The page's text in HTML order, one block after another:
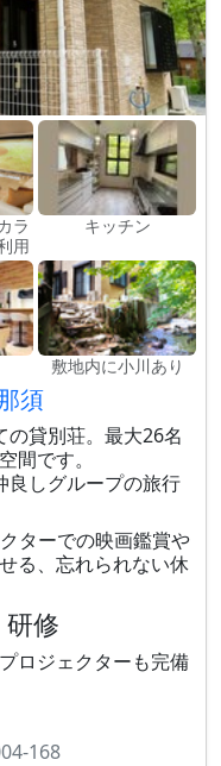
ラ
用
キッチン
敷地内に小川あり
須
貸別荘。最大26名
間です。
良しグループの旅行
ターでの映画鑑賞や
る、忘れられない休
修
ロジェクターも完備
168